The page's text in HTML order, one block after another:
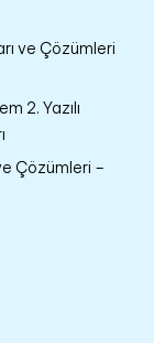
ve Çözümleri
2. Yazılı
Çözümleri –